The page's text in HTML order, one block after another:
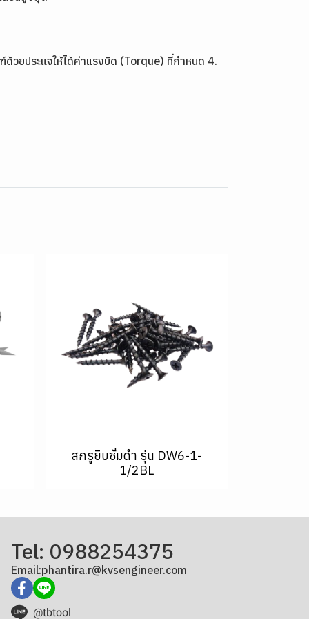
วยประแจให้ได้ค่าแรงบิด (Torque) ที่กำหนด 4.
สกรูยิบซั่มดำ รุ่น DW6-1-
1/2BL
Tel: 0988254375
Email:phantira.r@kvsengineer.com
@tbtool